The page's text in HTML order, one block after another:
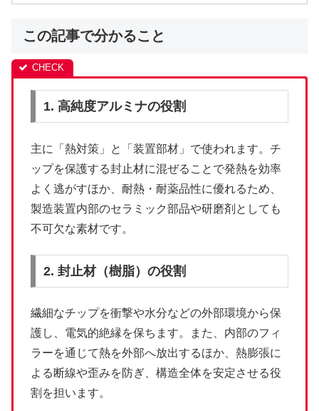
この記事で分かること
1. 高純度アルミナの役割
主に「熱対策」と「装置部材」で使われます。チ
ップを保護する封止材に混ぜることで発熱を効率
よく逃がすほか、耐熱・耐薬品性に優れるため、
製造装置内部のセラミック部品や研磨剤としても
不可欠な素材です。
2. 封止材（樹脂）の役割
繊細なチップを衝撃や水分などの外部環境から保
護し、電気的絶縁を保ちます。また、内部のフィ
ラーを通じて熱を外部へ放出するほか、熱膨張に
よる断線や歪みを防ぎ、構造全体を安定させる役
割を担います。